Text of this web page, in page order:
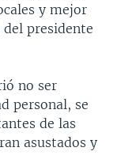
y mejor
presidente
no ser
personal, se
de las
asustados y